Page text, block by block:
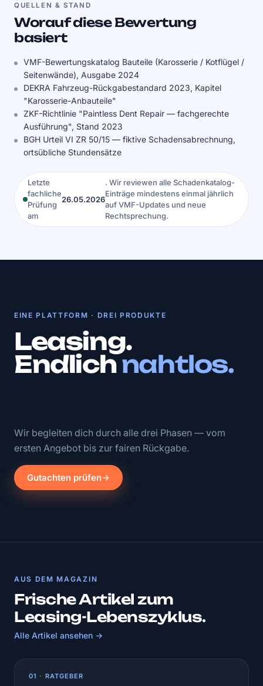
QUELLEN & STAND
Worauf diese Bewertung
basiert
VMF-Bewertungskatalog Bauteile (Karosserie / Kotflügel /
Seitenwände), Ausgabe 2024
DEKRA Fahrzeug-Rückgabestandard 2023, Kapitel
"Karosserie-Anbauteile"
ZKF-Richtlinie "Paintless Dent Repair — fachgerechte
Ausführung", Stand 2023
BGH Urteil VI ZR 50/15 — fiktive Schadensabrechnung,
ortsübliche Stundensätze
Letzte
fachliche
Prüfung
am
26.05.2026
. Wir reviewen alle Schadenkatalog-
Einträge mindestens einmal jährlich
auf VMF-Updates und neue
Rechtsprechung.
EINE PLATTFORM · DREI PRODUKTE
Leasing.
Endlichnahtlos.
Wir begleiten dich durch alle drei Phasen — vom
ersten Angebot bis zur fairen Rückgabe.
Gutachten prüfen
AUS DEM MAGAZIN
Frische Artikel zum
Leasing-Lebenszyklus.
Alle Artikel ansehen →
01 · RATGEBER